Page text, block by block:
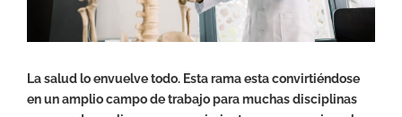
La salud lo envuelve todo. Esta rama esta convirtiéndose
en un amplio campo de trabajo para muchas disciplinas